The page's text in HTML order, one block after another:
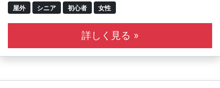
屋外 シニア 初心者 女性
詳しく見る »